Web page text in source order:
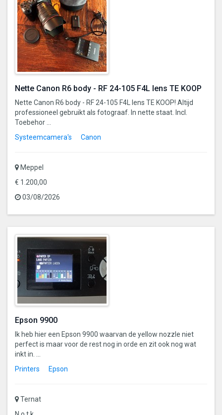
Nette Canon R6 body - RF 24-105 F4L lens TE KOOP
Nette Canon R6 body - RF 24-105 F4L lens TE KOOP! Altijd
professioneel gebruikt als fotograaf. In nette staat. Incl.
Toebehor ...
Systeemcamera's
Canon
Meppel
€ 1.200,00
03/08/2026
Epson 9900
Ik heb hier een Epson 9900 waarvan de yellow nozzle niet
perfect is maar voor de rest nog in orde en zit ook nog wat
inkt in. ...
Printers
Epson
Ternat